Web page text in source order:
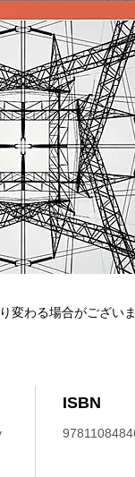
ISBN
変わる場合がござい